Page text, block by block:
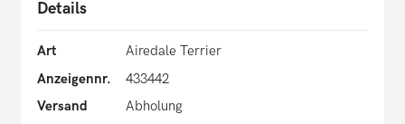
Details
Art
Airedale Terrier
Anzeigennr.
433442
Versand
Abholung